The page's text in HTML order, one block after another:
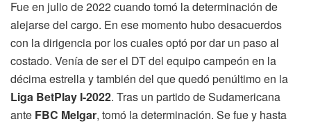
Fue en julio de 2022 cuando tomó la determinación de
alejarse del cargo. En ese momento hubo desacuerdos
con la dirigencia por los cuales optó por dar un paso al
costado. Venía de ser el DT del equipo campeón en la
décima estrella y también del que quedó penúltimo en la
Liga BetPlay I-2022. Tras un partido de Sudamericana
ante FBC Melgar, tomó la determinación. Se fue y hasta